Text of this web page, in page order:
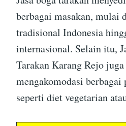
berbagai masakan, mulai
tradisional Indonesia
internasional. Selain itu,
Tarakan Karang Rejo
mengakomodasi berbagai
seperti diet vegetarian